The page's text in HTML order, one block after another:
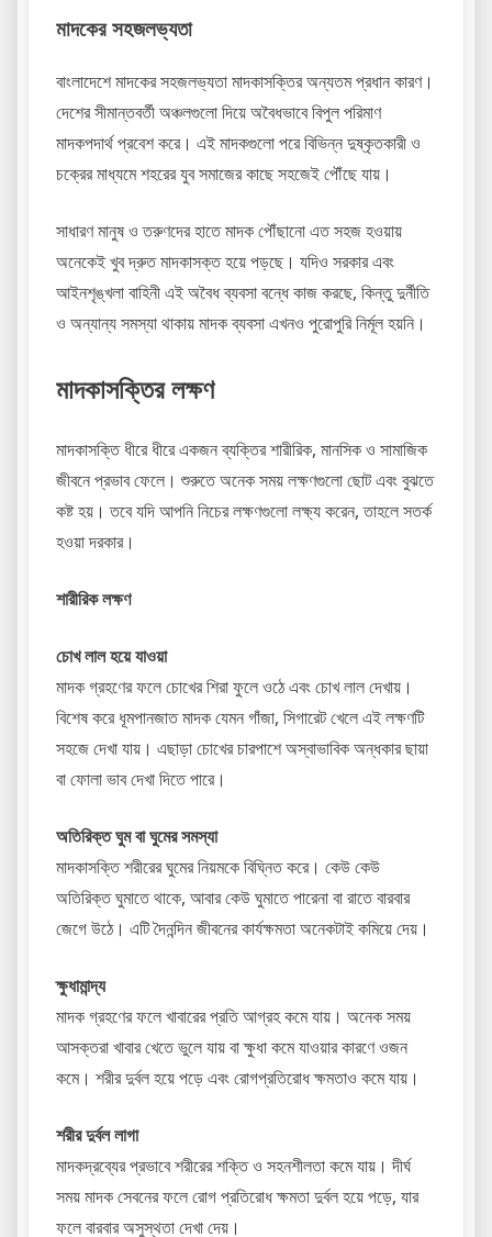
মাদকের সহজলভ্যতা
বাংলাদেশে মাদকের সহজলভ্যতা মাদকাসক্তির অন্যতম প্রধান কারণ।
দেশের সীমান্তবর্তী অঞ্চলগুলো দিয়ে অবৈধভাবে বিপুল পরিমাণ
মাদকপদার্থ প্রবেশ করে। এই মাদকগুলো পরে বিভিন্ন দুষ্কৃতকারী ও
চক্রের মাধ্যমে শহরের যুব সমাজের কাছে সহজেই পৌঁছে যায়।
সাধারণ মানুষ ও তরুণদের হাতে মাদক পৌঁছানো এত সহজ হওয়ায়
অনেকেই খুব দ্রুত মাদকাসক্ত হয়ে পড়ছে। যদিও সরকার এবং
আইনশৃঙ্খলা বাহিনী এই অবৈধ ব্যবসা বন্ধে কাজ করছে, কিন্তু দুর্নীতি
ও অন্যান্য সমস্যা থাকায় মাদক ব্যবসা এখনও পুরোপুরি নির্মূল হয়নি।
মাদকাসক্তির লক্ষণ
মাদকাসক্তি ধীরে ধীরে একজন ব্যক্তির শারীরিক, মানসিক ও সামাজিক
জীবনে প্রভাব ফেলে। শুরুতে অনেক সময় লক্ষণগুলো ছোট এবং বুঝতে
কষ্ট হয়। তবে যদি আপনি নিচের লক্ষণগুলো লক্ষ্য করেন, তাহলে সতর্ক
হওয়া দরকার।
শারীরিক লক্ষণ
চোখ লাল হয়ে যাওয়া
মাদক গ্রহণের ফলে চোখের শিরা ফুলে ওঠে এবং চোখ লাল দেখায়।
বিশেষ করে ধূমপানজাত মাদক যেমন গাঁজা, সিগারেট খেলে এই লক্ষণটি
সহজে দেখা যায়। এছাড়া চোখের চারপাশে অস্বাভাবিক অন্ধকার ছায়া
বা ফোলা ভাব দেখা দিতে পারে।
অতিরিক্ত ঘুম বা ঘুমের সমস্যা
মাদকাসক্তি শরীরের ঘুমের নিয়মকে বিঘ্নিত করে। কেউ কেউ
অতিরিক্ত ঘুমাতে থাকে, আবার কেউ ঘুমাতে পারেনা বা রাতে বারবার
জেগে উঠে। এটি দৈনন্দিন জীবনের কার্যক্ষমতা অনেকটাই কমিয়ে দেয়।
ক্ষুধামান্দ্য
মাদক গ্রহণের ফলে খাবারের প্রতি আগ্রহ কমে যায়। অনেক সময়
আসক্তরা খাবার খেতে ভুলে যায় বা ক্ষুধা কমে যাওয়ার কারণে ওজন
কমে। শরীর দুর্বল হয়ে পড়ে এবং রোগপ্রতিরোধ ক্ষমতাও কমে যায়।
শরীর দুর্বল লাগা
মাদকদ্রব্যের প্রভাবে শরীরের শক্তি ও সহনশীলতা কমে যায়। দীর্ঘ
সময় মাদক সেবনের ফলে রোগ প্রতিরোধ ক্ষমতা দুর্বল হয়ে পড়ে, যার
ফলে বারবার অসুস্থতা দেখা দেয়।